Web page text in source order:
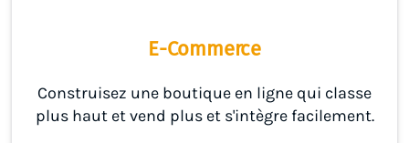
E-Commerce
Construisez une boutique en ligne qui classe
plus haut et vend plus et s'intègre facilement.